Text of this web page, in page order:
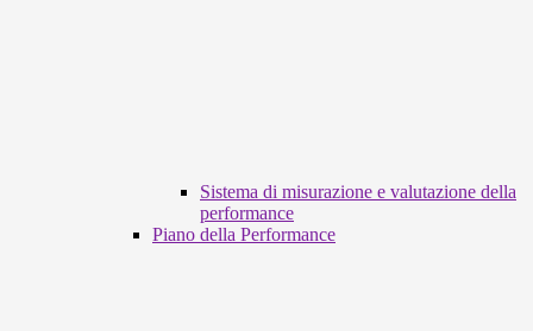
Sistema di misurazione e valutazione della
performance
Piano della Performance